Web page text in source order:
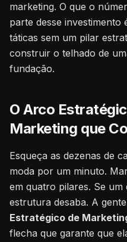
marketing. O que o
parte desse investimento
táticas sem um pilar
construir o telhado de
fundação.
O Arco
Marketing que
Esqueça as dezenas de
moda por um minuto.
em quatro pilares. Se
estrutura desaba. A
Estratégico de
flecha que garante que